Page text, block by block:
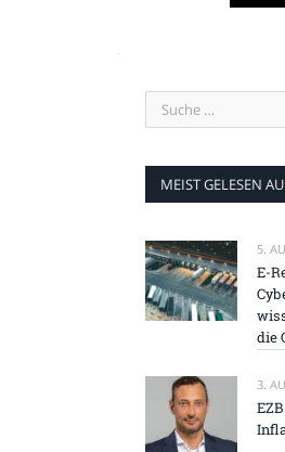
MEIST GELESEN
5.
E-
die
3.